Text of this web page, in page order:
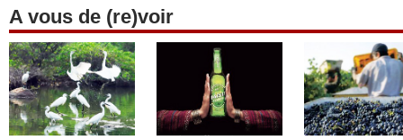
A vous de (re)voir